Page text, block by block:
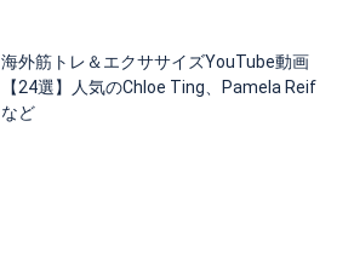
海外筋トレ＆エクササイズYouTube動画
【24選】人気のChloe Ting、Pamela Reif
など